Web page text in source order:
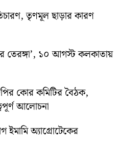
তৃণমূল ছাড়ার কারণ
তেরঙ্গা’, ১০ আগস্ট কলকাতায়
কোর কমিটির বৈঠক,
আলোচনা
ইমামি অ্যাগ্রোটেকের